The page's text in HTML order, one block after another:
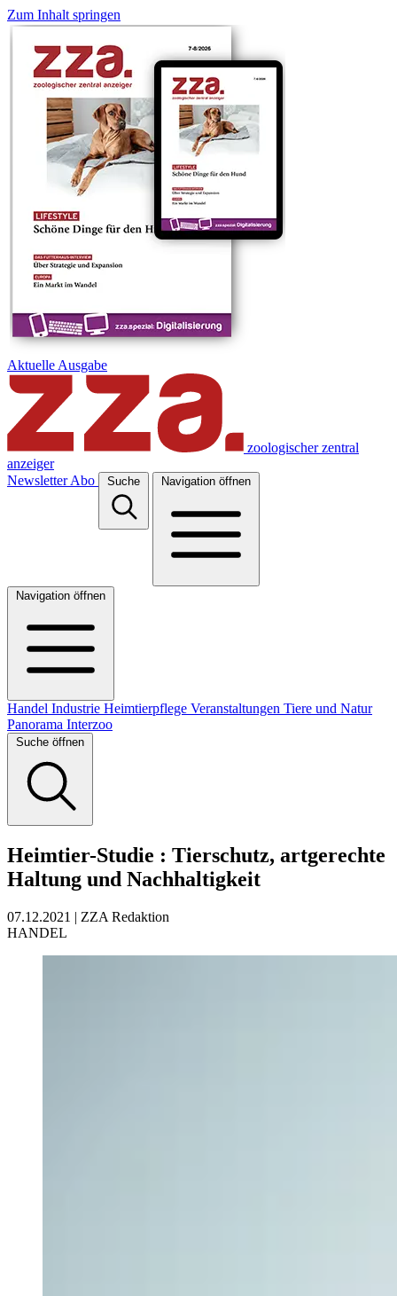
Zum Inhalt springen
Aktuelle Ausgabe
zoologischer zentral
anzeiger
Newsletter Abo Suche Navigation öffnen
Navigation öffnen
Handel Industrie Heimtierpflege Veranstaltungen Tiere und Natur
Panorama Interzoo
Suche öffnen
Heimtier-Studie : Tierschutz, artgerechte
Haltung und Nachhaltigkeit
07.12.2021 | ZZA Redaktion
HANDEL